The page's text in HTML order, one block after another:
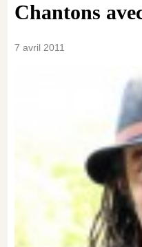
Chantons
7 avril 2011